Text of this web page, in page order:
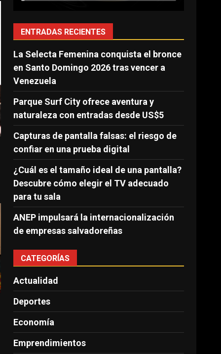
ENTRADAS RECIENTES
La Selecta Femenina conquista el bronce
en Santo Domingo 2026 tras vencer a
Venezuela
Parque Surf City ofrece aventura y
naturaleza con entradas desde US$5
Capturas de pantalla falsas: el riesgo de
confiar en una prueba digital
¿Cuál es el tamaño ideal de una pantalla?
Descubre cómo elegir el TV adecuado
para tu sala
ANEP impulsará la internacionalización
de empresas salvadoreñas
CATEGORÍAS
Actualidad
Deportes
Economía
Emprendimientos